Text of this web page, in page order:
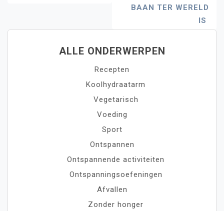
BAAN TER WERELD
IS
ALLE ONDERWERPEN
Recepten
Koolhydraatarm
Vegetarisch
Voeding
Sport
Ontspannen
Ontspannende activiteiten
Ontspanningsoefeningen
Afvallen
Zonder honger